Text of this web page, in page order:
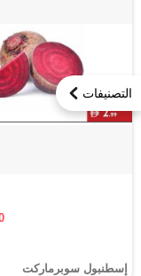
التصنيفات
إسطنبول سوبرماركت